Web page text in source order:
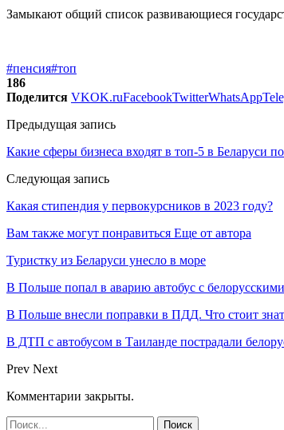
Замыкают общий список развивающиеся
#пенсия#топ
186
Поделится VKOK.ruFacebookTwitterWhatsApp
Предыдущая запись
Какие сферы бизнеса входят в топ-5 в Беларуси
Следующая запись
Какая стипендия у первокурсников в 2023 году?
Вам также могут понравиться Еще от автора
Туристку из Беларуси унесло в море
В Польше попал в аварию автобус с
В Польше внесли поправки в ПДД. Что стоит
В ДТП с автобусом в Таиланде пострадали
Prev Next
Комментарии закрыты.